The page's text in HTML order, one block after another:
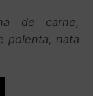
de carne,
polenta, nata